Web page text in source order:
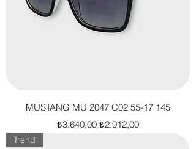
MUSTANG MU 2047 C02 55-17 145
Normal Fiyat
₺3.640,00 İndirimli Fiyat
₺2.912,00
Trend